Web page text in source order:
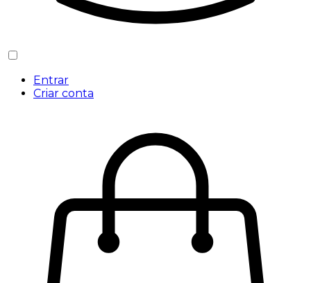
Entrar
Criar conta